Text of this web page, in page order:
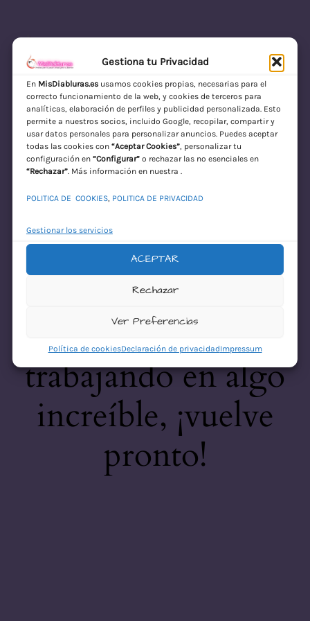
Gestiona tu Privacidad
En MisDiabluras.esusamos cookies propias, necesarias para el
correcto funcionamiento de la web, y cookies de terceros para
analíticas, elaboración de perfiles y publicidad personalizada. Esto
permite a nuestros socios, incluido Google, recopilar, compartir y
usar datos personales para personalizar anuncios. Puedes aceptar
todas las cookies con “Aceptar Cookies”, personalizar tu
configuración en “Configurar”o rechazar las no esenciales en
“Rechazar”. Más información en nuestra .
POLITICA DE COOKIES, POLITICA DE PRIVACIDAD
Gestionar los servicios
ACEPTAR
Rechazar
Ver Preferencias
Política de cookiesDeclaración de privacidadImpressum
MisDiabluras | Sexshop Online con Envío
Discreto en España
Acceder
¡Disculpa este
desastre! Estamos
trabajando en algo
increíble, ¡vuelve
pronto!